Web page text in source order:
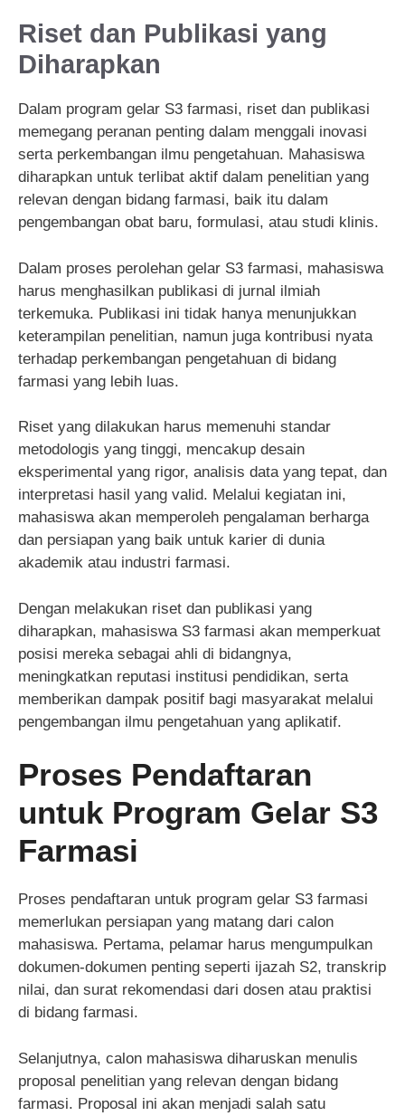
Riset dan Publikasi yang
Diharapkan
Dalam program gelar S3 farmasi, riset dan publikasi
memegang peranan penting dalam menggali inovasi
serta perkembangan ilmu pengetahuan. Mahasiswa
diharapkan untuk terlibat aktif dalam penelitian yang
relevan dengan bidang farmasi, baik itu dalam
pengembangan obat baru, formulasi, atau studi klinis.
Dalam proses perolehan gelar S3 farmasi, mahasiswa
harus menghasilkan publikasi di jurnal ilmiah
terkemuka. Publikasi ini tidak hanya menunjukkan
keterampilan penelitian, namun juga kontribusi nyata
terhadap perkembangan pengetahuan di bidang
farmasi yang lebih luas.
Riset yang dilakukan harus memenuhi standar
metodologis yang tinggi, mencakup desain
eksperimental yang rigor, analisis data yang tepat, dan
interpretasi hasil yang valid. Melalui kegiatan ini,
mahasiswa akan memperoleh pengalaman berharga
dan persiapan yang baik untuk karier di dunia
akademik atau industri farmasi.
Dengan melakukan riset dan publikasi yang
diharapkan, mahasiswa S3 farmasi akan memperkuat
posisi mereka sebagai ahli di bidangnya,
meningkatkan reputasi institusi pendidikan, serta
memberikan dampak positif bagi masyarakat melalui
pengembangan ilmu pengetahuan yang aplikatif.
Proses Pendaftaran
untuk Program Gelar S3
Farmasi
Proses pendaftaran untuk program gelar S3 farmasi
memerlukan persiapan yang matang dari calon
mahasiswa. Pertama, pelamar harus mengumpulkan
dokumen-dokumen penting seperti ijazah S2, transkrip
nilai, dan surat rekomendasi dari dosen atau praktisi
di bidang farmasi.
Selanjutnya, calon mahasiswa diharuskan menulis
proposal penelitian yang relevan dengan bidang
farmasi. Proposal ini akan menjadi salah satu